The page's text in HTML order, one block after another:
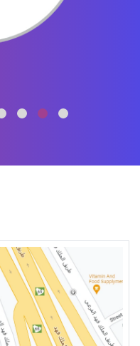
ماء الازرق بالعين
الماء الازرق للعين